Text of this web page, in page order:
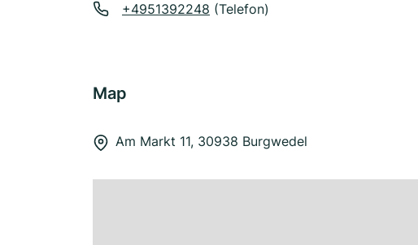
+4951392248 (Telefon)
Map
Am Markt 11, 30938 Burgwedel